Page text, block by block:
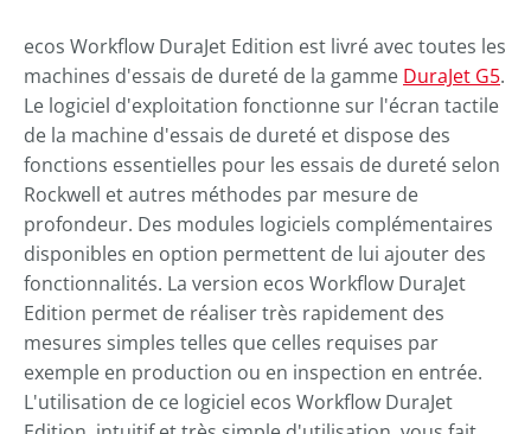
ecos Workflow DuraJet Edition est livré avec toutes les
machines d'essais de dureté de la gamme DuraJet G5.
Le logiciel d'exploitation fonctionne sur l'écran tactile
de la machine d'essais de dureté et dispose des
fonctions essentielles pour les essais de dureté selon
Rockwell et autres méthodes par mesure de
profondeur. Des modules logiciels complémentaires
disponibles en option permettent de lui ajouter des
fonctionnalités. La version ecos Workflow DuraJet
Edition permet de réaliser très rapidement des
mesures simples telles que celles requises par
exemple en production ou en inspection en entrée.
L'utilisation de ce logiciel ecos Workflow DuraJet